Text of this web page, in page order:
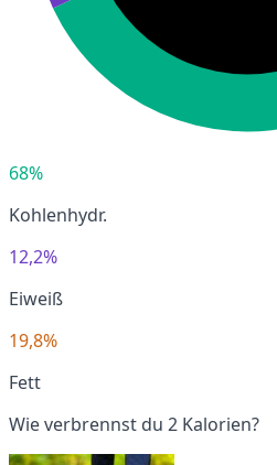
68%
Kohlenhydr.
12,2%
Eiweiß
19,8%
Fett
Wie verbrennst du 2 Kalorien?